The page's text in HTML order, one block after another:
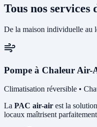
Tous nos
De la maison individuelle au
Pompe à Chaleur Air-
Climatisation réversible •
La PAC air-air est la
locaux maîtrisent